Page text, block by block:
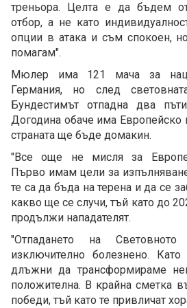
треньора. Целта е да бъдем
отбор, а не като
опции в атака и съм спокоен,
помагам".
Мюлер има 121 мача за
Германия, но след
Бундестимът отпадна два
Догодина обаче има Европейско
страната ще бъде домакин.
"Все още не мисля за
Първо имам цели за
те са да бъда на терена и да се
какво ще се случи, тъй като до
продължи нападателят.
"Отпадането на
изключително болезнено.
длъжни да трансформираме
положителна. В крайна сметка
победи, тъй като те привличат